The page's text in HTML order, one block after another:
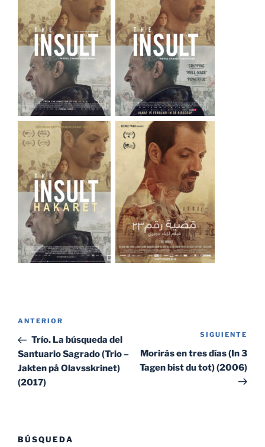
Navegación
entradas
Entrada
anterior:
ANTERIOR
Trío. La búsqueda del
Santuario Sagrado (Trio –
Jakten på Olavsskrinet)
(2017)
SIGUIENTE
Morirás en tres días (In 3
Tagen bist du tot) (2006)
BÚSQUEDA